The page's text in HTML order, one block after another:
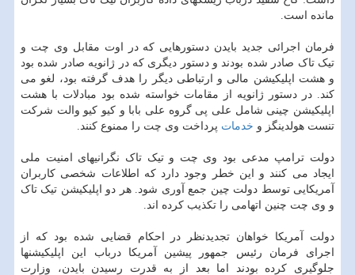
مانده است.
فرمان اجرائی جدید بایدن دستورهایی که در اوت مقابل وی چت و
تیک تاک صادر شده بودند و دستور دیگری که در ژانویه صادر شده بود
و هشت اپلیکیشن مالی و ارتباطی دیگر را هدف گرفته بود، لغو می
کند. در دستور ژانویه از مقامات خواسته شده بود مبادلات با هشت
اپلیکیشن چینی شامل علی پی گروه علی بابا و کیو کیو والت شرکت
تنست هولدینگز و خدمات پرداخت وی چت را ممنوع کنند.
دولت ترامپ مدعی بود وی چت و تیک تاک نگرانیهای امنیت ملی
ایجاد می کنند و این خطر وجود دارد که اطلاعات شخصی کاربران
آمریکایی توسط دولت چین جمع آوری شود. هر دو اپلیکیشن تیک تاک
و وی چت چنین اتهامی را تکذیب کرده اند.
دولت آمریکا خواهان تجدیدنظر در احکام قضایی شده بود که از
اجرای فرمان رئیس جمهور پیشین آمریکا درباب این اپلیکیشنها
جلوگیری کرده بودند اما بعد از به قدرت رسیدن بایدن، وزارت